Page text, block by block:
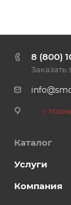
8 (800)
Заказать
г.
Каталог
Услуги
Компания